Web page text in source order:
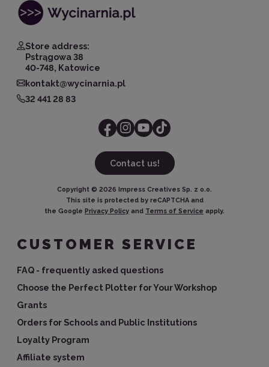
Store address:
Pstrągowa 38
40-748, Katowice
kontakt@wycinarnia.pl
32 441 28 83
Contact us!
Copyright © 2026 Impress Creatives Sp. z o.o.
This site is protected by reCAPTCHA and
the Google Privacy Policy and Terms of Service apply.
CUSTOMER SERVICE
FAQ - frequently asked questions
Choose the Perfect Plotter for Your Workshop
Grants
Orders for Schools and Public Institutions
Loyalty Program
Affiliate system